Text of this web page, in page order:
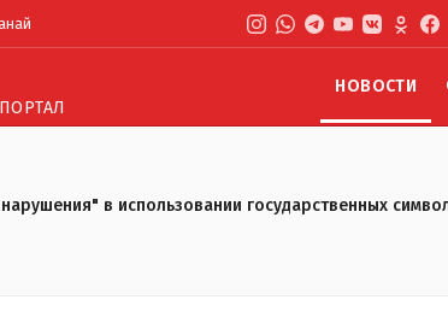
НОВОСТИ
в использовании государственных